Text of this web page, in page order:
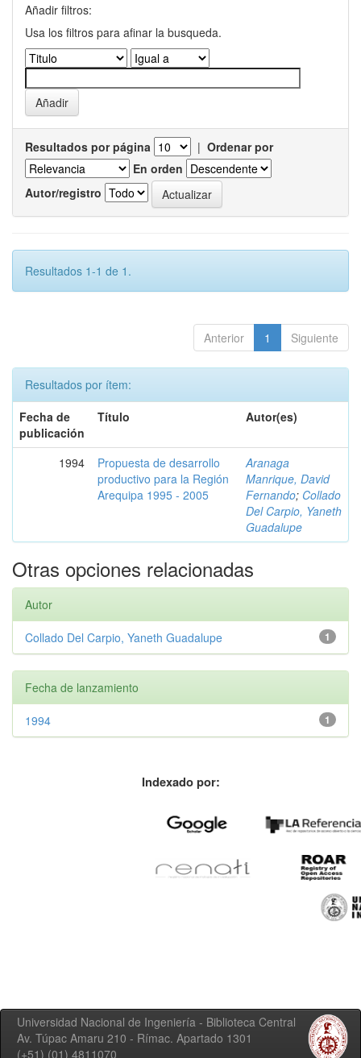
Añadir filtros:
Usa los filtros para afinar la busqueda.
Resultados por página | Ordenar por
En orden
Autor/registro
Resultados 1-1 de 1.
Anterior 1 Siguiente
Resultados por ítem:
Fecha de
publicación
Título Autor(es)
1994
Propuesta de desarrollo
productivo para la Región
Arequipa 1995 - 2005
Aranaga
Manrique, David
Fernando; Collado
Del Carpio, Yaneth
Guadalupe
Otras opciones relacionadas
Autor
1
Collado Del Carpio, Yaneth Guadalupe
Fecha de lanzamiento
1
1994
Indexado por:
Universidad Nacional de Ingeniería - Biblioteca Central
Av. Túpac Amaru 210 - Rímac. Apartado 1301
(+51) (01) 4811070